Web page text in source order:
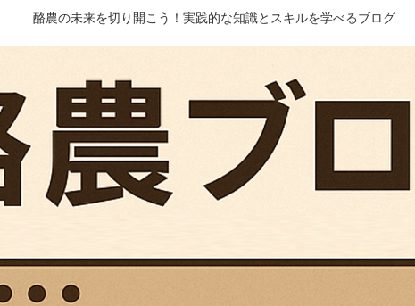
酪農の未来を切り開こう！実践的な知識とスキルを学べるブログ